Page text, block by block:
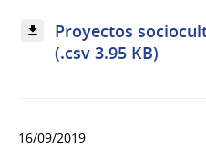
Proyectos
(.csv 3.95 KB)
16/09/2019